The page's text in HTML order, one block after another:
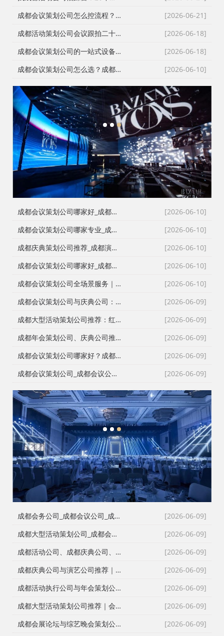
[2026-06-21]
成都会议策划公司怎么控流程？从LED大屏幕到沙画定制的全链路避坑指南
[2026-06-18]
成都活动策划公司会议跟拍二十七年的镜头逻辑：从医学会议到年会直播的现场记录
[2026-06-18]
成都会议策划公司的一站式设备配套：从舞台搭建到LED屏的现场逻辑
[2026-06-10]
成都会议策划公司怎么选？成都会务公司与成都活动执行公司全流程服务拆解
1 2 3
[2026-06-10]
成都会议策划公司哪家好_成都活动执行公司_成都庆典公司_火壶打铁花非遗表演全资源覆盖
[2026-06-10]
成都会议策划公司哪家专业_成都活动执行公司_成都庆典策划公司_全场景演艺资源快速匹配
[2026-06-10]
成都庆典策划公司推荐_成都演艺公司_成都活动执行公司_成都大型活动策划公司一手资源物美价廉
[2026-06-10]
成都会议策划公司哪家好_成都庆典策划公司排名_成都会务公司_成都活动执行公司专业团队推荐
[2026-06-10]
成都会议策划公司全场景服务｜成都活动公司活动类型全覆盖，成都会务公司一站式解决方案
[2026-06-09]
成都会议策划公司与庆典公司：红星商贸高难度活动执行实录
[2026-06-09]
成都大型活动策划公司推荐：红星27年深耕，专业靠谱团队大
[2026-06-09]
成都年会策划公司、庆典公司推荐：企业年会、周年庆典、颁奖典礼一站式承办，红星演艺与搭建团队专业靠谱
[2026-06-09]
成都会议策划公司哪家好？成都会务公司、会议公司推荐：红星活动专业承办新闻发布会与招商会
[2026-06-09]
成都会议策划公司_成都会议公司与成都年会策划公司专业执行团队
1 2 3
[2026-06-09]
成都会务公司_成都会议公司_成都庆典公司高难度同行单二手单全接｜成都红星活动策划用26年经验说话
[2026-06-09]
成都大型活动策划公司_成都会议策划公司_成都庆典策划公司哪家专业？成都红星活动策划26年团队实力深度解析
[2026-06-09]
成都活动公司、成都庆典公司、成都会务公司、成都会议策划公司，红星团队26年经验深度解读
[2026-06-09]
成都庆典公司与演艺公司推荐｜开张剪彩、舞龙舞狮、大型晚会全案执行
[2026-06-09]
成都活动执行公司与年会策划公司推荐｜全流程服务与安全保障
[2026-06-09]
成都大型活动策划公司推荐｜会议策划、庆典执行、年会演艺一站式服务
[2026-06-09]
成都会展论坛与综艺晚会策划公司推荐｜活动策划执行与资源整合专家